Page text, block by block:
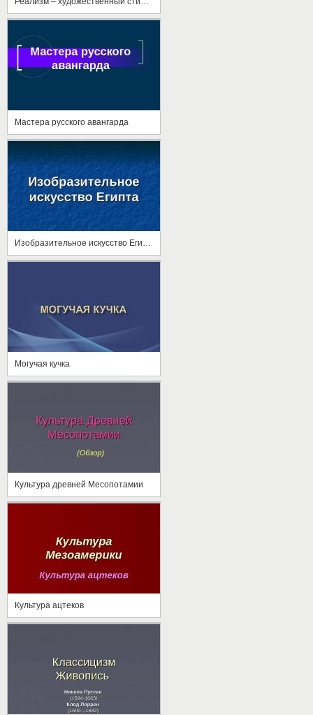
Мастера русского авангарда
Могучая кучка
Культура древней Месопотамии
Культура ацтеков